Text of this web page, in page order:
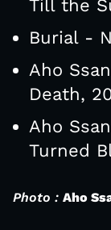
Till the
Burial -
Aho
Death,
Aho
Turned
Photo : Aho